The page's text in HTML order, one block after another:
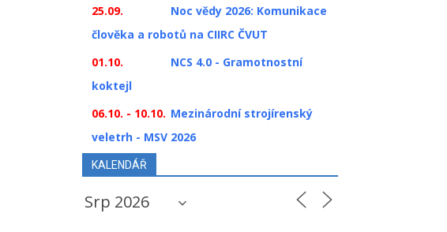
25.09.
Noc vědy 2026: Komunikace
člověka a robotů na CIIRC ČVUT
01.10.
NCS 4.0 - Gramotnostní
koktejl
06.10. - 10.10. Mezinárodní strojírenský
veletrh - MSV 2026
KALENDÁŘ